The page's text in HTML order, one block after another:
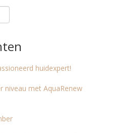
huidexpert!
niveau met AquaRenew